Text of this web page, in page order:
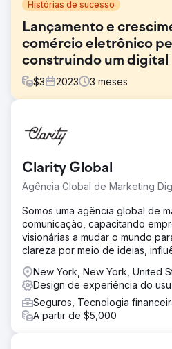
Histórias de sucesso
Lançamento e
comércio eletrônico
construindo um digital
$3 2023 3 meses
A Cleverpup precisava de
precisava de uma base digital
prontas para uso não seriam
em modelos oferecem
apresentam limitações:
padronizados e problemas de
precisava de um parceiro que
experiência de compra que se
competitivo mercado de
expansão do negócio.
Solução
Para dar vida à sua visão na
design e criamos uma
Clarity Global
Agência Global de Marketing
Somos uma agência global de
comunicação, capacitando
visionárias a mudar o mundo
clareza por meio de ideias,
New York, New York, United
Design de experiência do
Seguros, Tecnologia
A partir de $5,000